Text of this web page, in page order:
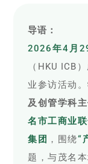
导语：
2026年4月
（HKU ICB
业参访活动。
及创管学科
名市工商业联
集团 ，围绕“
题，与茂名